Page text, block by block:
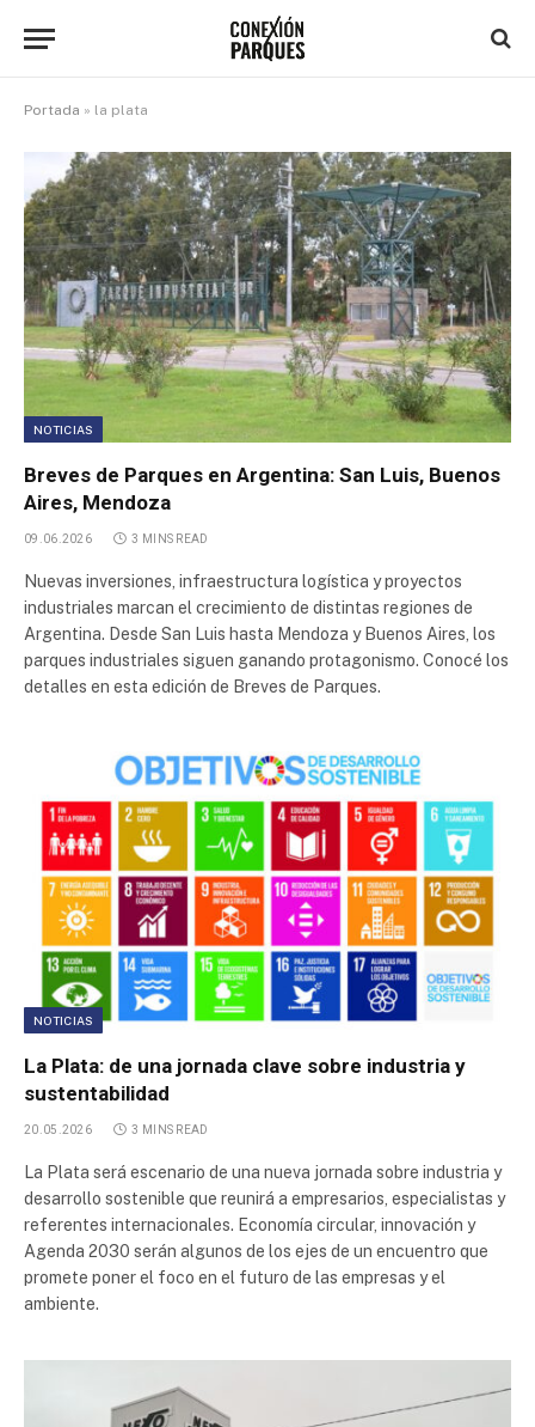
Portada » la plata
NOTICIAS
Breves de Parques en Argentina: San Luis, Buenos
Aires, Mendoza
09.06.2026 3 MINS READ
Nuevas inversiones, infraestructura logística y proyectos
industriales marcan el crecimiento de distintas regiones de
Argentina. Desde San Luis hasta Mendoza y Buenos Aires, los
parques industriales siguen ganando protagonismo. Conocé los
detalles en esta edición de Breves de Parques.
NOTICIAS
La Plata: de una jornada clave sobre industria y
sustentabilidad
20.05.2026 3 MINS READ
La Plata será escenario de una nueva jornada sobre industria y
desarrollo sostenible que reunirá a empresarios, especialistas y
referentes internacionales. Economía circular, innovación y
Agenda 2030 serán algunos de los ejes de un encuentro que
promete poner el foco en el futuro de las empresas y el
ambiente.